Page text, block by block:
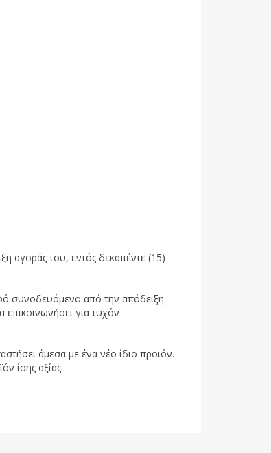
αγοράς του, εντός δεκαπέντε (15)
συνοδευόμενο από την απόδειξη
για τυχόν
άμεσα με ένα νέο ίδιο προϊόν.
ίσης αξίας.